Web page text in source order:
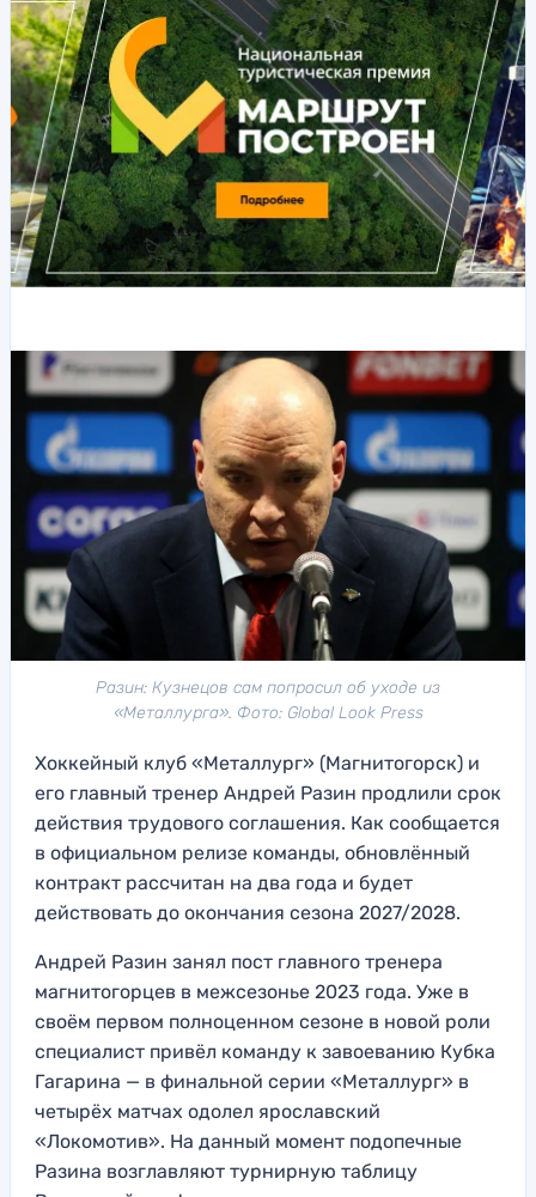
Разин: Кузнецов сам попросил об уходе из
«Металлурга». Фото: Global Look Press
Хоккейный клуб «Металлург» (Магнитогорск) и
его главный тренер Андрей Разин продлили срок
действия трудового соглашения. Как сообщается
в официальном релизе команды, обновлённый
контракт рассчитан на два года и будет
действовать до окончания сезона 2027/2028.
Андрей Разин занял пост главного тренера
магнитогорцев в межсезонье 2023 года. Уже в
своём первом полноценном сезоне в новой роли
специалист привёл команду к завоеванию Кубка
Гагарина — в финальной серии «Металлург» в
четырёх матчах одолел ярославский
«Локомотив». На данный момент подопечные
Разина возглавляют турнирную таблицу